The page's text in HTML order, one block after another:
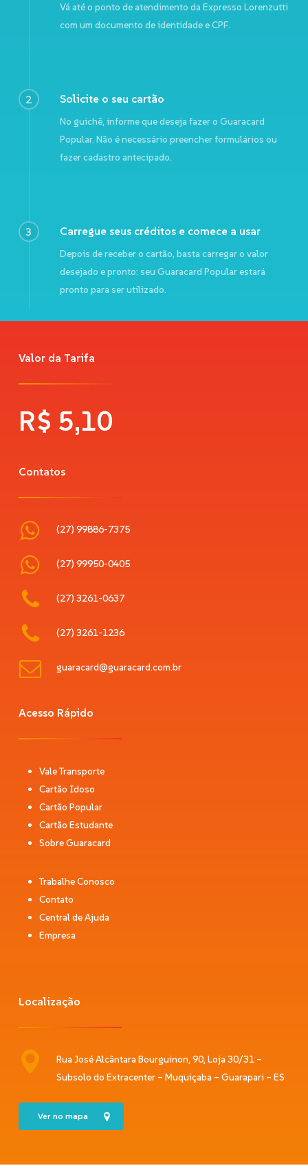
Vá até o ponto de atendimento da Expresso Lorenzutti
com um documento de identidade e CPF.
2 Solicite o seu cartão
No guichê, informe que deseja fazer o Guaracard
Popular. Não é necessário preencher formulários ou
fazer cadastro antecipado.
3 Carregue seus créditos e comece a usar
Depois de receber o cartão, basta carregar o valor
desejado e pronto: seu Guaracard Popular estará
pronto para ser utilizado.
Valor da Tarifa
R$ 5,10
Contatos
(27) 99886-7375
(27) 99950-0405
(27) 3261-0637
(27) 3261-1236
guaracard@guaracard.com.br
Acesso Rápido
Vale Transporte
Cartão Idoso
Cartão Popular
Cartão Estudante
Sobre Guaracard
Trabalhe Conosco
Contato
Central de Ajuda
Empresa
Localização
Rua José Alcântara Bourguinon, 90, Loja 30/31 –
Subsolo do Extracenter – Muquiçaba – Guarapari – ES
Ver no mapa